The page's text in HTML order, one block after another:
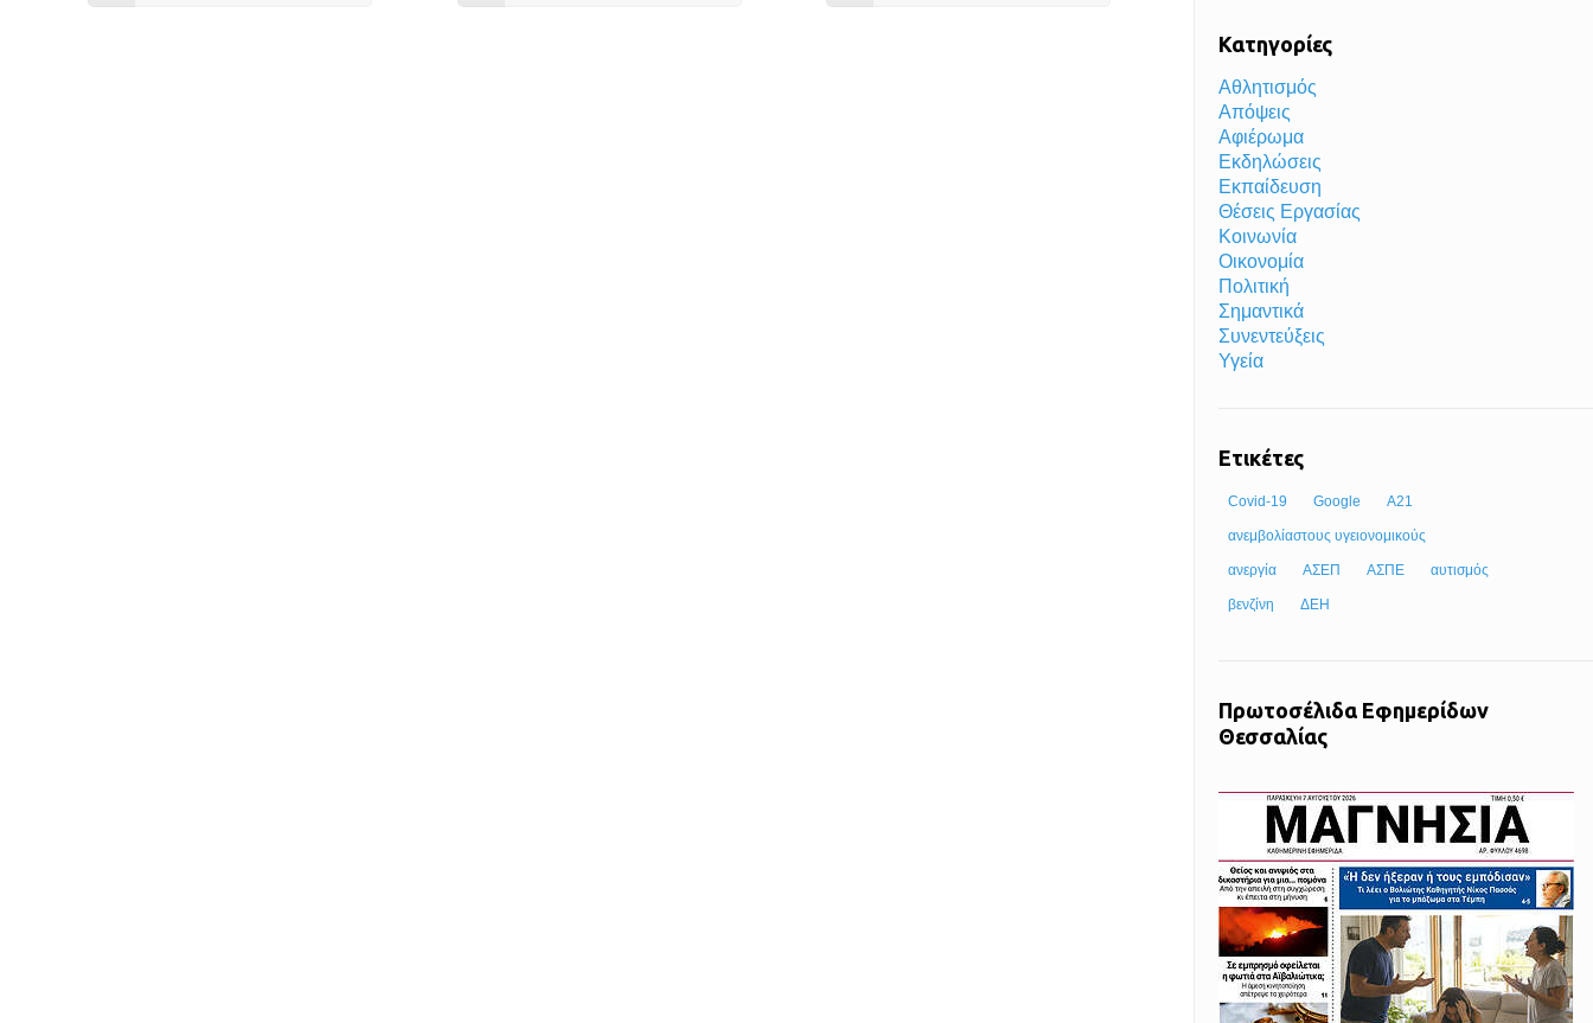
Κατηγορίες
Αθλητισμός
Απόψεις
Αφιέρωμα
Εκδηλώσεις
Εκπαίδευση
Θέσεις Εργασίας
Κοινωνία
Οικονομία
Πολιτική
Σημαντικά
Συνεντεύξεις
Υγεία
Ετικέτες
Covid-19 Google Α21
ανεμβολίαστους υγειονομικούς
ανεργία ΑΣΕΠ ΑΣΠΕ αυτισμός
βενζίνη ΔΕΗ
Πρωτοσέλιδα Εφημερίδων
Θεσσαλίας